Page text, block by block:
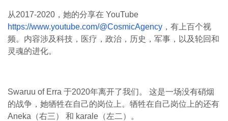
从2017-2020，她的分享在 YouTube
https://www.youtube.com/@CosmicAgency ，有上百个视
频。内容涉及科技，医疗，政治，历史，军事，以及轮回和
灵魂的进化。
Swaruu of Erra 于2020年离开了我们。 这是一场没有硝烟
的战争，她牺牲在自己的岗位上。牺牲在自己岗位上的还有
Aneka（右三） 和 karale（左二）。